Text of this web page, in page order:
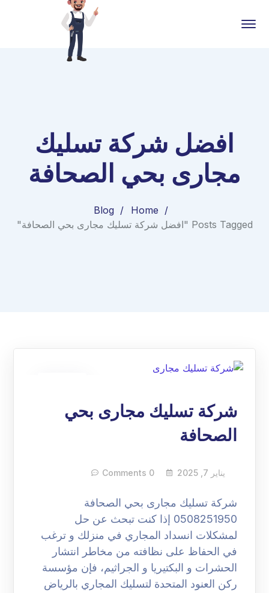
افضل شركة تسليك
مجارى بحي الصحافة
Home
Blog
Posts Tagged "افضل شركة تسليك مجارى بحي الصحافة"
شركة تسليك مجارى بحي
الصحافة
يناير 7, 2025 0 Comments
شركة تسليك مجارى بحي الصحافة
0508251950 إذا كنت تبحث عن حل
لمشكلات انسداد المجاري في منزلك و ترغب
في الحفاظ على نظافته من مخاطر انتشار
الحشرات و البكتيريا و الجراثيم، فإن مؤسسة
ركن العنود المتحدة لتسليك المجاري بالرياض